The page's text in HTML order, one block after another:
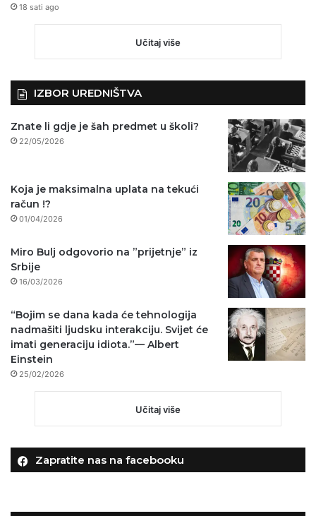
18 sati ago
Učitaj više
IZBOR UREDNIŠTVA
Znate li gdje je šah predmet u školi?
22/05/2026
Koja je maksimalna uplata na tekući
račun !?
01/04/2026
Miro Bulj odgovorio na ”prijetnje” iz
Srbije
16/03/2026
“Bojim se dana kada će tehnologija
nadmašiti ljudsku interakciju. Svijet će
imati generaciju idiota.”— Albert
Einstein
25/02/2026
Učitaj više
Zapratite nas na facebooku